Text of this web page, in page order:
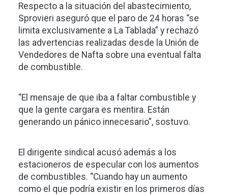
Respecto a la situación del abastecimiento,
Sprovieri aseguró que el paro de 24 horas “se
limita exclusivamente a La Tablada” y rechazó
las advertencias realizadas desde la Unión de
Vendedores de Nafta sobre una eventual falta
de combustible.
“El mensaje de que iba a faltar combustible y
que la gente cargara es mentira. Están
generando un pánico innecesario”, sostuvo.
El dirigente sindical acusó además a los
estacioneros de especular con los aumentos
de combustibles. “Cuando hay un aumento
como el que podría existir en los primeros días